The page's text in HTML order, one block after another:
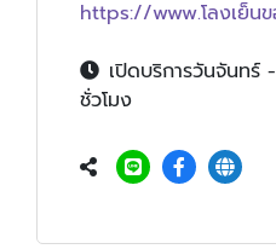
https://www.โลงเย็น
เปิดบริการวันจันท
ชั่วโมง